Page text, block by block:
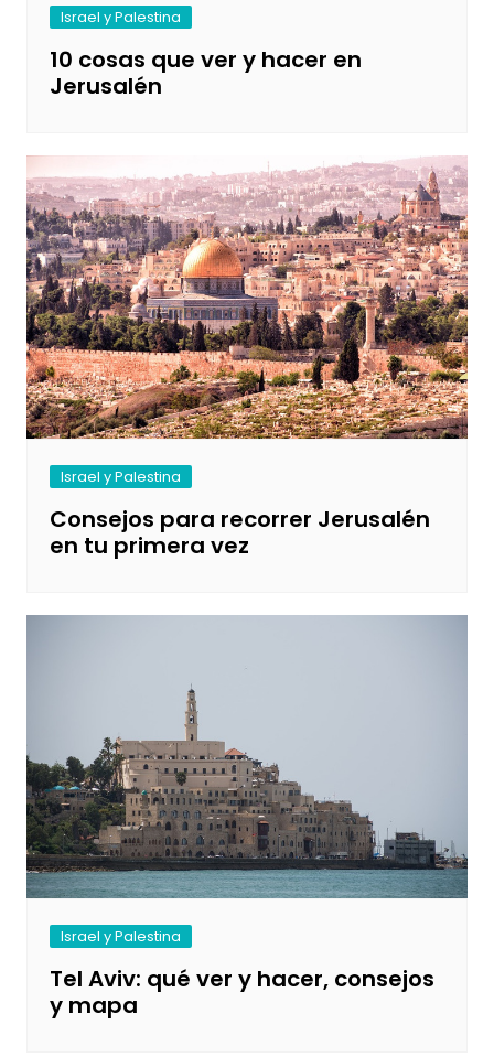
Israel y Palestina
10 cosas que ver y hacer en
Jerusalén
Israel y Palestina
Consejos para recorrer Jerusalén
en tu primera vez
Israel y Palestina
Tel Aviv: qué ver y hacer, consejos
y mapa